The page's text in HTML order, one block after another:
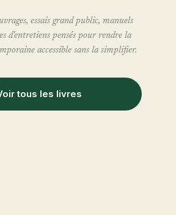
essais grand public, manuels
d'entretiens pensés pour rendre la
accessible sans la simplifier.
tous les livres